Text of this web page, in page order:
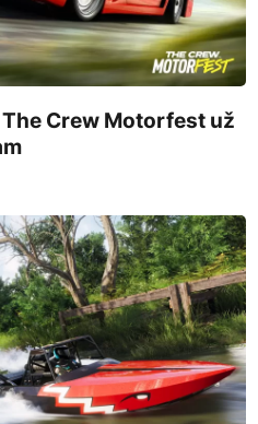
Crew Motorfest už